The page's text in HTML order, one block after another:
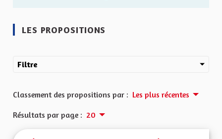
LES PROPOSITIONS
Filtre
Classement des propositions par : Les plus récentes
Résultats par page : 20